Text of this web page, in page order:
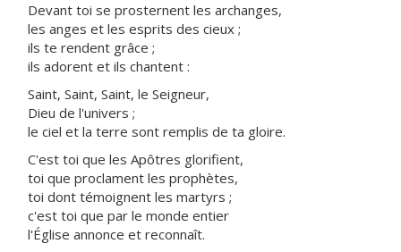
Devant toi se prosternent les archanges,
les anges et les esprits des cieux ;
ils te rendent grâce ;
ils adorent et ils chantent :
Saint, Saint, Saint, le Seigneur,
Dieu de l'univers ;
le ciel et la terre sont remplis de ta gloire.
C'est toi que les Apôtres glorifient,
toi que proclament les prophètes,
toi dont témoignent les martyrs ;
c'est toi que par le monde entier
l'Église annonce et reconnaît.